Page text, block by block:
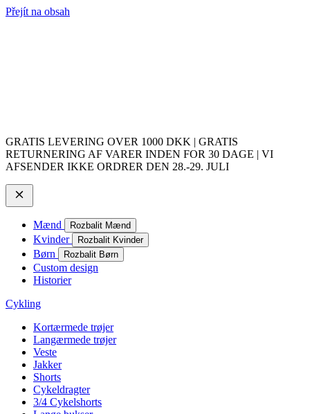
Přejít na obsah
GRATIS LEVERING OVER 1000 DKK | GRATIS
RETURNERING AF VARER INDEN FOR 30 DAGE | VI
AFSENDER IKKE ORDRER DEN 28.-29. JULI
Mænd Rozbalit Mænd
Kvinder Rozbalit Kvinder
Børn Rozbalit Børn
Custom design
Historier
Cykling
Kortærmede trøjer
Langærmede trøjer
Veste
Jakker
Shorts
Cykeldragter
3/4 Cykelshorts